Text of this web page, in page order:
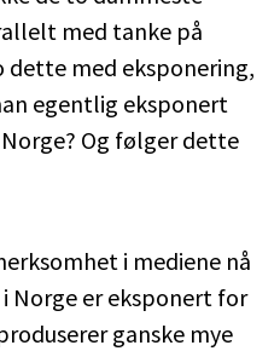
med tanke på
dette med eksponering,
egentlig eksponert
Og følger dette
i mediene nå
Norge er eksponert for
ganske mye